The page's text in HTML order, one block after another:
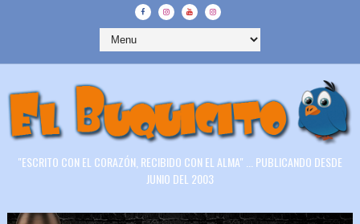
"ESCRITO CON EL CORAZÓN, RECIBIDO CON EL ALMA" ... PUBLICANDO DESDE
JUNIO DEL 2003